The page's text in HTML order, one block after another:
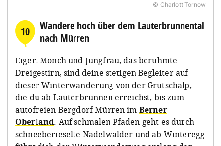
© Charlott Tornow
10
Wandere hoch über dem Lauterbrunnental
nach Mürren
Eiger, Mönch und Jungfrau, das berühmte
Dreigestirn, sind deine stetigen Begleiter auf
dieser Winterwanderung von der Grütschalp,
die du ab Lauterbrunnen erreichst, bis zum
autofreien Bergdorf Mürren im Berner
Oberland. Auf schmalen Pfaden geht es durch
schneeberieselte Nadelwälder und ab Winteregg